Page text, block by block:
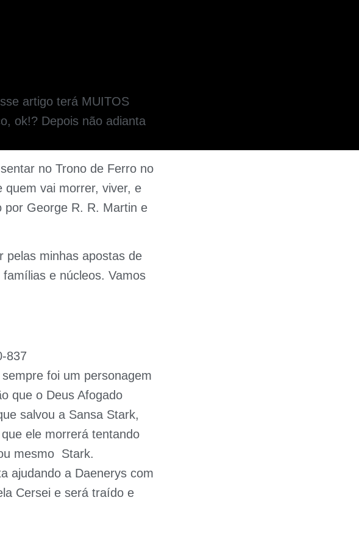
artigo terá MUITOS
ok!? Depois não adianta
no Trono de Ferro no
quem vai morrer, viver, e
por George R. R. Martin e
pelas minhas apostas de
e núcleos. Vamos
foi um personagem
que o Deus Afogado
salvou a Sansa Stark,
ele morrerá tentando
mesmo Stark.
ajudando a Daenerys com
Cersei e será traído e